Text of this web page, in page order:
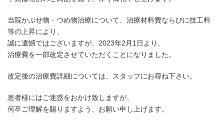
かい歯科 TEL
かい矯正歯科 TEL
南茨木プラザ歯科 TEL
当院かぶせ物・つめ物治療について、治療材料費ならびに技工料
等の上昇により、
誠に遺憾ではございますが、 2023年2月 1日より、
治療費を一部改定させていただくことになりました。
改定後の治療費詳細については、スタッフにお尋ね下さい。
患者様にはご迷惑をおかけ致しますが、
何卒ご理解を賜りますよう、お願い申し上げます。